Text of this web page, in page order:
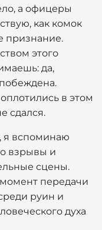
а офицеры
как комок
признание.
этого
да,
в этом
сдался.
я вспоминаю
взрывы и
сцены.
передачи
руин и
духа